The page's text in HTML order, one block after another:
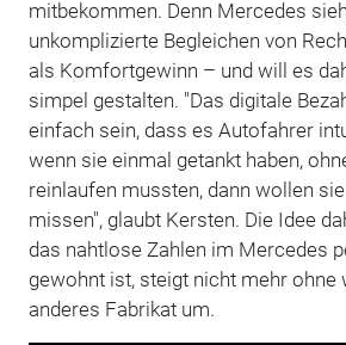
mitbekommen. Denn Mercedes
unkomplizierte Begleichen von
als Komfortgewinn – und will es
simpel gestalten. "Das digitale
einfach sein, dass es Autofahrer
wenn sie einmal getankt haben,
reinlaufen mussten, dann wollen
missen", glaubt Kersten. Die Idee
das nahtlose Zahlen im Mercedes
gewohnt ist, steigt nicht mehr ohne
anderes Fabrikat um.